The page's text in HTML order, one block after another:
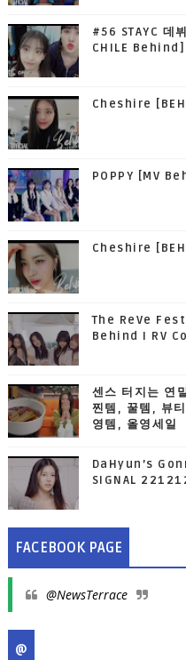
#56 STAYC 데
CHILE Behind]
Cheshire
POPPY [MV
Cheshire
The ReVe
Behind I RV
센스 터지는 연
찐템, 꿀템, 뷰
영템, 올영세일
DaHyun’s
SIGNAL
FACEBOOK PAGE
@NewsTerrace
@